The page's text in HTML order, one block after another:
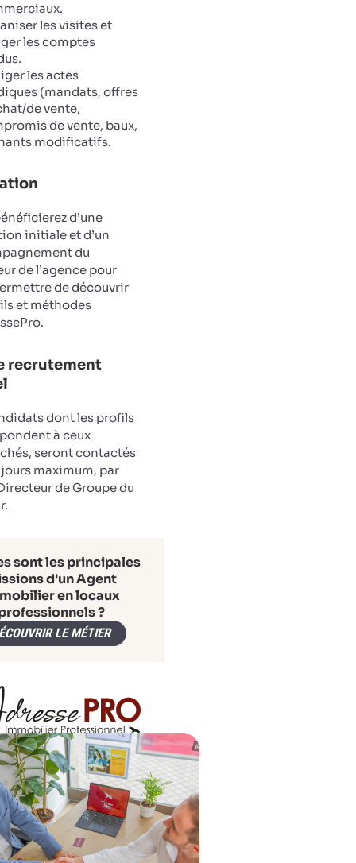
les visites et
les comptes
les actes
(mandats, offres
de vente,
de vente, baux,
modificatifs.
d’une
initiale et d’un
du
de l’agence pour
de découvrir
et méthodes
recrutement
dont les profils
à ceux
seront contactés
jours maximum, par
de Groupe du
sont les principales
d'un Agent
en locaux
?
LE MÉTIER